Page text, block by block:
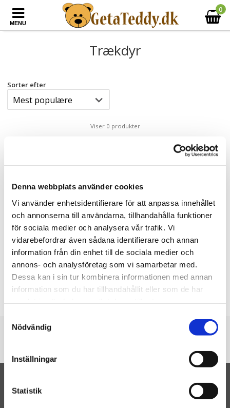
Denna webbplats använder cookies
Vi använder enhetsidentifierare för att anpassa innehållet
och annonserna till användarna, tillhandahålla funktioner
för sociala medier och analysera vår trafik. Vi
vidarebefordrar även sådana identifierare och annan
information från din enhet till de sociala medier och
annons- och analysföretag som vi samarbetar med.
Dessa kan i sin tur kombinera informationen med annan
information som du har tillhandahållit eller som de har
Nödvändig
Inställningar
Statistik
MENU
0
Trækdyr
Sorter efter
Viser 0 produkter
Ikke fundet nogen produkter